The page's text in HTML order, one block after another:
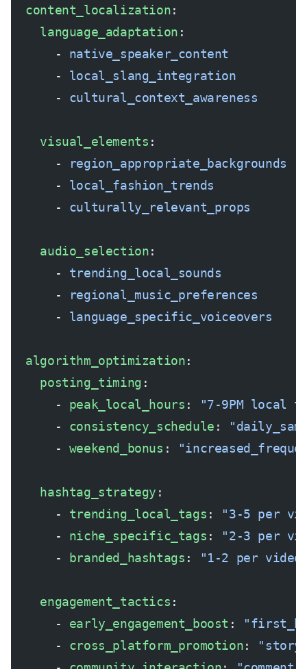
  content_localization
:
    language_adaptation
:
      -
native_speaker_content
      -
local_slang_integration
      -
cultural_context_awareness
    visual_elements
:
      -
region_appropriate_backgrounds
      -
local_fashion_trends
      -
culturally_relevant_props
    audio_selection
:
      -
trending_local_sounds
      -
regional_music_preferences
      -
language_specific_voiceovers
  algorithm_optimization
:
    posting_timing
:
      -
peak_local_hours :
"7-9PM local
      -
consistency_schedule :
      -
weekend_bonus :
    hashtag_strategy
:
      -
trending_local_tags :
"3-5 per
      -
niche_specific_tags :
"2-3 per
      -
branded_hashtags : "1-2 per
    engagement_tactics
:
      -
early_engagement_boost :
      -
cross_platform_promotion: